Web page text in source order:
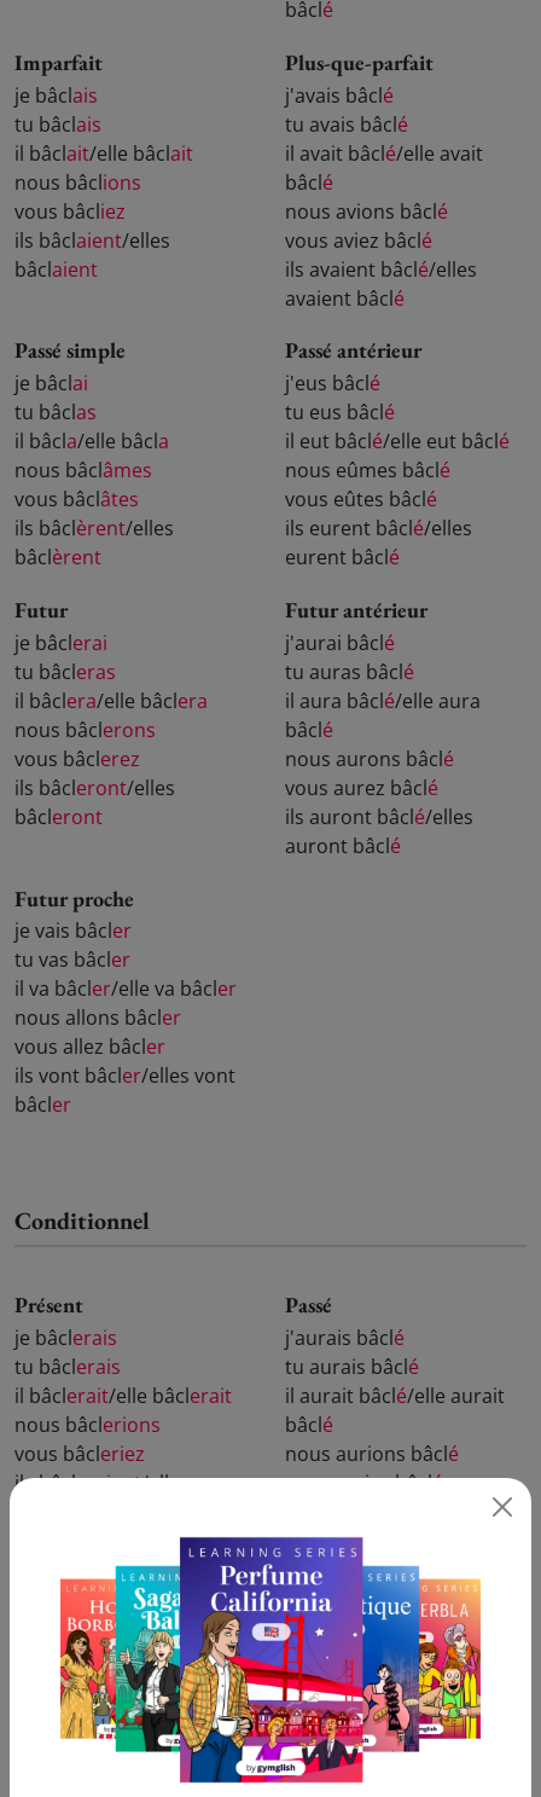
bâclé
Imparfait
je bâclais
tu bâclais
il bâclait/elle bâclait
nous bâclions
vous bâcliez
ils bâclaient/elles
bâclaient
Plus-que-parfait
j'avais bâclé
tu avais bâclé
il avait bâclé/elle avait
bâclé
nous avions bâclé
vous aviez bâclé
ils avaient bâclé/elles
avaient bâclé
Passé simple
je bâclai
tu bâclas
il bâcla/elle bâcla
nous bâclâmes
vous bâclâtes
ils bâclèrent/elles
bâclèrent
Passé antérieur
j'eus bâclé
tu eus bâclé
il eut bâclé/elle eut bâclé
nous eûmes bâclé
vous eûtes bâclé
ils eurent bâclé/elles
eurent bâclé
Futur
je bâclerai
tu bâcleras
il bâclera/elle bâclera
nous bâclerons
vous bâclerez
ils bâcleront/elles
bâcleront
Futur antérieur
j'aurai bâclé
tu auras bâclé
il aura bâclé/elle aura
bâclé
nous aurons bâclé
vous aurez bâclé
ils auront bâclé/elles
auront bâclé
Futur proche
je vais bâcler
tu vas bâcler
il va bâcler/elle va bâcler
nous allons bâcler
vous allez bâcler
ils vont bâcler/elles vont
bâcler
Conditionnel
Présent
je bâclerais
tu bâclerais
il bâclerait/elle bâclerait
nous bâclerions
vous bâcleriez
ils bâcleraient/elles
Passé
j'aurais bâclé
tu aurais bâclé
il aurait bâclé/elle aurait
bâclé
nous aurions bâclé
vous auriez bâclé
auraient bâcl
Passé - forme alternative
j'eusse bâcl
tu eusses bâclé
il eût bâclé/elle eût bâclé
nous eussions bâclé
vous eussiez bâclé
/elles